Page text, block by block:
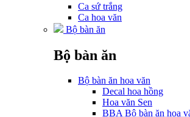
Ca sứ trắng
Ca hoa văn
Bộ bàn ăn
Bộ bàn ăn
Bộ bàn ăn hoa văn
Decal hoa hồng
Hoa văn Sen
BBA Bộ bàn ăn hoa